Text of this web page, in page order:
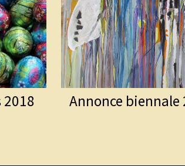
2018 Annonce biennale